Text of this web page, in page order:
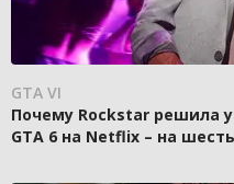
GTA VI
Почему Rockstar решила
GTA 6 на Netflix – на